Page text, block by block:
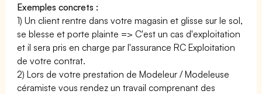
Exemples concrets :
1) Un client rentre dans votre magasin et glisse sur le sol,
se blesse et porte plainte => C'est un cas d'exploitation
et il sera pris en charge par l'assurance RC Exploitation
de votre contrat.
2) Lors de votre prestation de Modeleur / Modeleuse
céramiste vous rendez un travail comprenant des